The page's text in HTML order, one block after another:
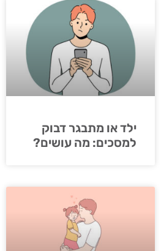
ילד או מתבגר דבוק
למסכים: מה עושים?